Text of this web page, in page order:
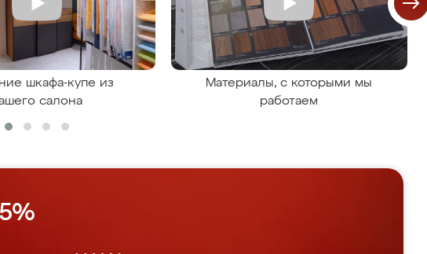
шкафа-купе из
салона
Материалы, с которыми мы
работаем